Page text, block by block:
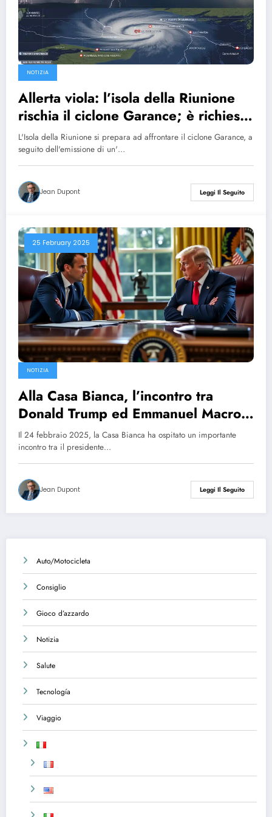
NOTIZIA
Allerta viola: l’isola della Riunione
rischia il ciclone Garance; è richiesta
la massima vigilanza.
L'Isola della Riunione si prepara ad affrontare il ciclone Garance, a
seguito dell'emissione di un'…
Jean Dupont Leggi Il Seguito
25 February 2025
NOTIZIA
Alla Casa Bianca, l’incontro tra
Donald Trump ed Emmanuel Macron
evidenzia la crescente frattura tra i
partner
Il 24 febbraio 2025, la Casa Bianca ha ospitato un importante
incontro tra il presidente…
Jean Dupont Leggi Il Seguito
Auto/Motocicleta
Consiglio
Gioco d’azzardo
Notizia
Salute
Tecnología
Viaggio